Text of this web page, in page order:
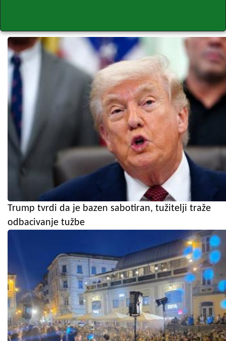
Trump tvrdi da je bazen sabotiran, tužitelji traže
odbacivanje tužbe